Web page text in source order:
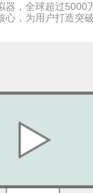
，全球超过5000
心，为用户打造突